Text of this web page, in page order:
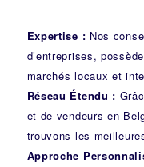
Expertise : Nos
d’entreprises,
marchés locaux et
Réseau Étendu :
et de vendeurs en
trouvons les
Approche